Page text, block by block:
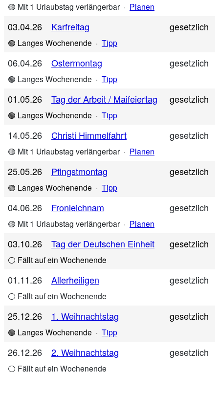
🟡 Mit 1 Urlaubstag verlängerbar · Planen
03.04.26 Karfreitag gesetzlich
🟢 Langes Wochenende · Tipp
06.04.26 Ostermontag gesetzlich
🟢 Langes Wochenende · Tipp
01.05.26 Tag der Arbeit / Maifeiertag gesetzlich
🟢 Langes Wochenende · Tipp
14.05.26 Christi Himmelfahrt gesetzlich
🟡 Mit 1 Urlaubstag verlängerbar · Planen
25.05.26 Pfingstmontag gesetzlich
🟢 Langes Wochenende · Tipp
04.06.26 Fronleichnam gesetzlich
🟡 Mit 1 Urlaubstag verlängerbar · Planen
03.10.26 Tag der Deutschen Einheit gesetzlich
⚪ Fällt auf ein Wochenende
01.11.26 Allerheiligen gesetzlich
⚪ Fällt auf ein Wochenende
25.12.26 1. Weihnachtstag gesetzlich
🟢 Langes Wochenende · Tipp
26.12.26 2. Weihnachtstag gesetzlich
⚪ Fällt auf ein Wochenende